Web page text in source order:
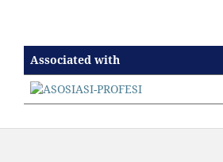
Associated with